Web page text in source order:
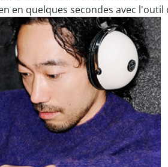
en quelques secondes avec